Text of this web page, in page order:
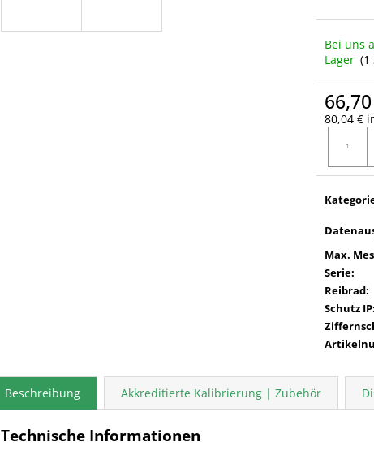
Bei uns
Lager (1
80,04 €
Max.
Serie:
Reibrad:
Schutz IP:
Beschreibung Akkreditierte Kalibrierung | Zubehör
Technische Informationen